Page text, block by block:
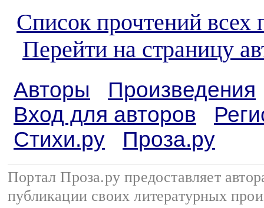
Список прочтений всех
Перейти на страницу
Авторы
Произведения
Вход для авторов
Стихи.ру
Проза.ру
Портал Проза.ру предоставляет
публикации своих литературных